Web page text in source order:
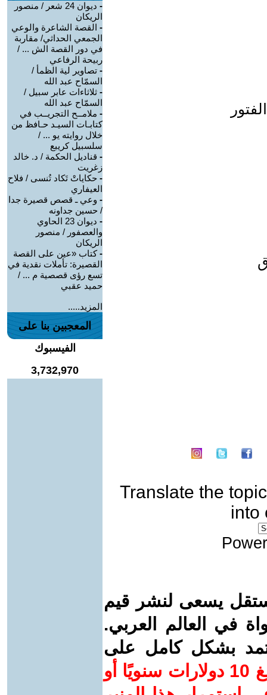
Translate the topic
into
يسعى لنشر قيم
في العالم العربي.
بشكل كامل على
ساهم/ي معنا! بدعمكم بمبلغ 10 دولارات سنويًا أو
-
ديوان 24 شعر / منصور
الريكان
- القصة الشاعرة والوعي
الجمعي الحداثي/ مقاربة
في دور القصة الش ... /
ربيحة الرفاعي
- تصاوير لية الظمأ /
السمّاح عبد الله
- ثلاثاءات عابر سبيل /
السمّاح عبد الله
- ملامــح التجريــب في
كتابـات السيـد حـافظ من
خلال روايته يو ... /
سلسبيل كريبع
- قناديل الحكمة / د. خالد
زغريت
- حكاياتْ تَكاد تُنسى / فلاح
العيفاري
- وعي ـ قصص قصيرة جدا
/ حسين جداونه
-
ديوان 23 الحاوي
والعصفور / منصور
الريكان
-كتاب «عين على القصة
القصيرة: تأملات نقدية في
تسع رؤى قصصية م ... /
حميد عقبي
المزيد.....
المعجبين بنا على
الفيسبوك
3,732,970